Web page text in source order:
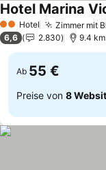
2 Sterne
Hotel Zimmer mit
Hotel Marina
6,6 2.830 9.4
Ab 55 €
Preise von 8